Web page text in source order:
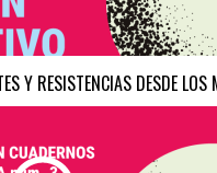
Y RESISTENCIAS DESDE LOS